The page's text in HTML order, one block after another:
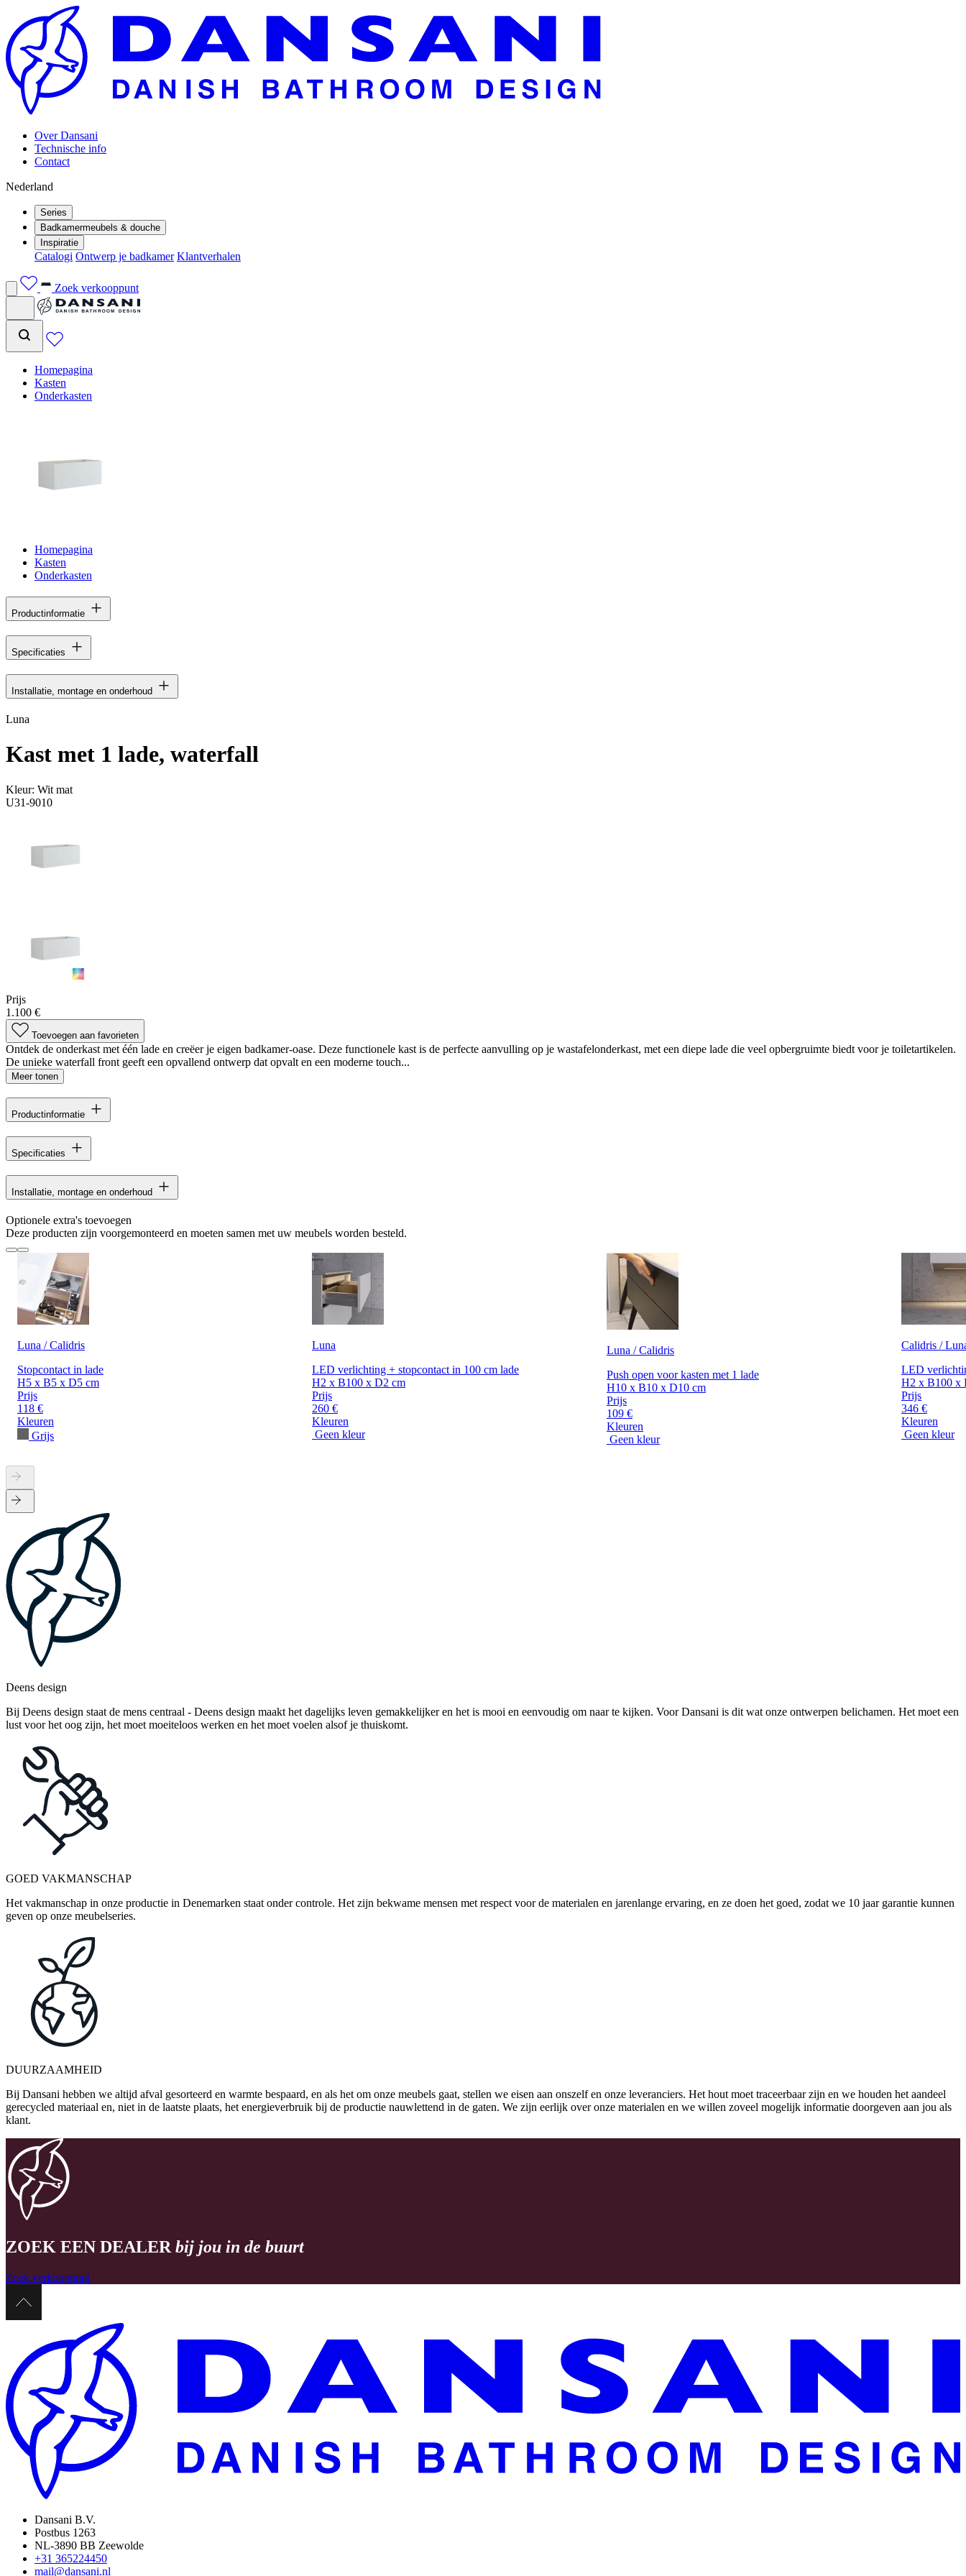
Over Dansani
Technische info
Contact
Nederland
Series
Badkamermeubels & douche
Inspiratie
Catalogi Ontwerp je badkamer Klantverhalen
Zoek verkooppunt
Homepagina
Kasten
Onderkasten
Homepagina
Kasten
Onderkasten
Productinformatie
Specificaties
Installatie, montage en onderhoud
Luna
Kast met 1 lade, waterfall
Kleur: Wit mat
U31-9010
Prijs
1.100 €
Toevoegen aan favorieten
Ontdek de onderkast met één lade en creëer je eigen badkamer-oase. Deze functionele kast is de perfecte aanvulling op je wastafelonderkast, met een diepe lade die veel opbergruimte biedt voor je toiletartikelen.
De unieke waterfall front geeft een opvallend ontwerp dat opvalt en een moderne touch...
Meer tonen
Productinformatie
Specificaties
Installatie, montage en onderhoud
Optionele extra's toevoegen
Deze producten zijn voorgemonteerd en moeten samen met uw meubels worden besteld.
Luna / Calidris
Stopcontact in lade
H5 x B5 x D5 cm
Prijs
118 €
Kleuren
Grijs
Luna
LED verlichting + stopcontact in 100 cm lade
H2 x B100 x D2 cm
Prijs
260 €
Kleuren
Geen kleur
Luna / Calidris
Push open voor kasten met 1 lade
H10 x B10 x D10 cm
Prijs
109 €
Kleuren
Geen kleur
Calidris /
LED
H2 x B100 x
Prijs
346 €
Kleuren
Geen kleur
Deens design
Bij Deens design staat de mens centraal - Deens design maakt het dagelijks leven gemakkelijker en het is mooi en eenvoudig om naar te kijken. Voor Dansani is dit wat onze ontwerpen belichamen. Het moet een
lust voor het oog zijn, het moet moeiteloos werken en het moet voelen alsof je thuiskomt.
GOED VAKMANSCHAP
Het vakmanschap in onze productie in Denemarken staat onder controle. Het zijn bekwame mensen met respect voor de materialen en jarenlange ervaring, en ze doen het goed, zodat we 10 jaar garantie kunnen
geven op onze meubelseries.
DUURZAAMHEID
Bij Dansani hebben we altijd afval gesorteerd en warmte bespaard, en als het om onze meubels gaat, stellen we eisen aan onszelf en onze leveranciers. Het hout moet traceerbaar zijn en we houden het aandeel
gerecycled materiaal en, niet in de laatste plaats, het energieverbruik bij de productie nauwlettend in de gaten. We zijn eerlijk over onze materialen en we willen zoveel mogelijk informatie doorgeven aan jou als
klant.
ZOEK EEN DEALER bij jou in de buurt
Zoek verkooppunt
Dansani B.V.
Postbus 1263
NL-3890 BB Zeewolde
+31 365224450
mail@dansani.nl